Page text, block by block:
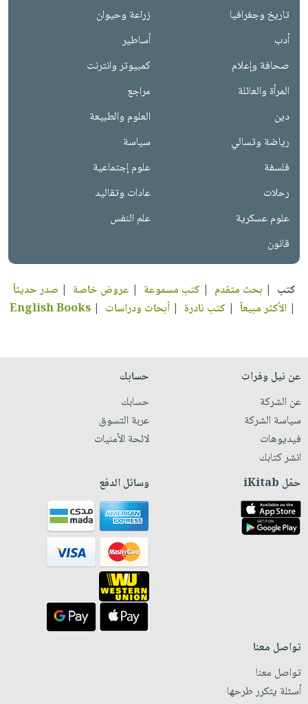
تاريخ وجغرافيا
زراعة وحيوان
أدب
أساطير
صحافة وإعلام
كمبيوتر وانترنت
المرأة والعائلة
مراجع
دين
العلوم والطبيعة
رياضة وتسالي
سياسة
فلسفة
علوم إجتماعية
رحلات
عادات وتقاليد
علوم عسكرية
علم النفس
قانون
كتب | بحث متقدم | كتب مسموعة | عروض خاصة | صدر حديثاً
| الأكثر مبيعاً | كتب نادرة | أبحاث ودراسات |
English Books
عن نيل وفرات
عن الشركة
سياسة الشركة
فيديوهات
انشر كتابك
حسابك
حسابك
عربة التسوق
لائحة الأمنيات
حمّل iKitab وسائل الدفع
تواصل معنا
تواصل معنا
أسئلة يتكرر طرحها